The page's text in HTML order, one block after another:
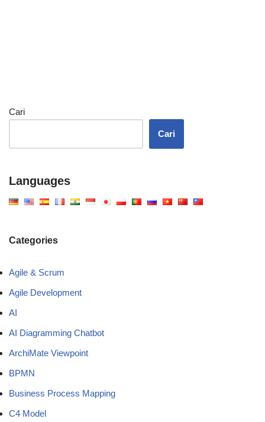
Cari
Cari
Languages
Categories
Agile & Scrum
Agile Development
AI
AI Diagramming Chatbot
ArchiMate Viewpoint
BPMN
Business Process Mapping
C4 Model